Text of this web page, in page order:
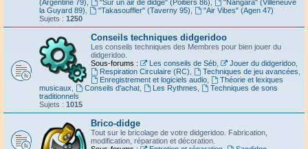
(Argentine 79)
"Sur un air de didge" (Poitiers 86)
"Nangara" (Villeneuve
la Guyard 89)
"Takasouffler" (Taverny 95)
"Air Vibes" (Agen 47)
Sujets : 1250
Conseils techniques didgeridoo
Les conseils techniques des Membres pour bien jouer du
didgeridoo.
Sous-forums :
Les conseils de Séb, Jouer du didgeridoo,
Respiration Circulaire (RC)
Techniques de jeu avancées
Enregistrement et logiciels audio,
Théorie et lexiques
musicaux
Conseils d'achat, Les Rythmes
Techniques de sons
traditionnels
Sujets : 1015
Brico-didge
Tout sur le bricolage de votre didgeridoo. Fabrication,
modification, réparation et décoration.